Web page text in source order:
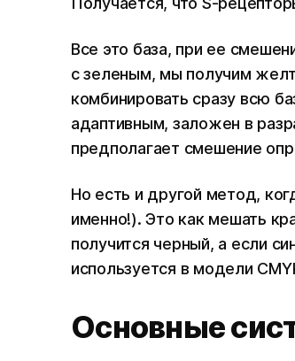
Все это база, при ее
с зеленым, мы получим
комбинировать сразу всю
адаптивным, заложен в
предполагает смешение
Но есть и другой метод,
именно!). Это как мешать
получится черный, а если
используется в модели
Основные